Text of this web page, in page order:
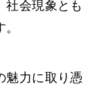
社会現象とも
魅力に取り憑